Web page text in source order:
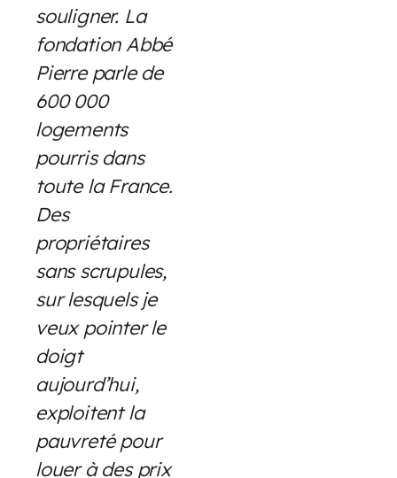
souligner. La
fondation Abbé
Pierre parle de
600 000
logements
pourris dans
toute la France.
Des
propriétaires
sans scrupules,
sur lesquels je
veux pointer le
doigt
aujourd’hui,
exploitent la
pauvreté pour
louer à des prix